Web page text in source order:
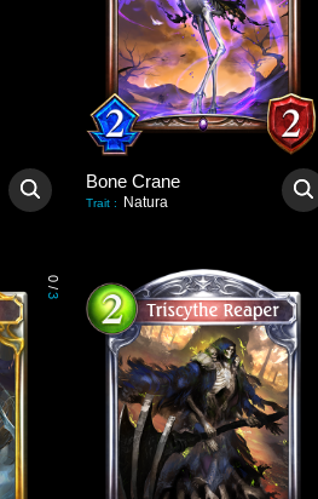
Bone Crane
Trait : Natura
0
/
3